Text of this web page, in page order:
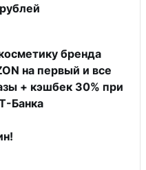
бренда
на первый и все
+ кэшбек 30% при
Банка